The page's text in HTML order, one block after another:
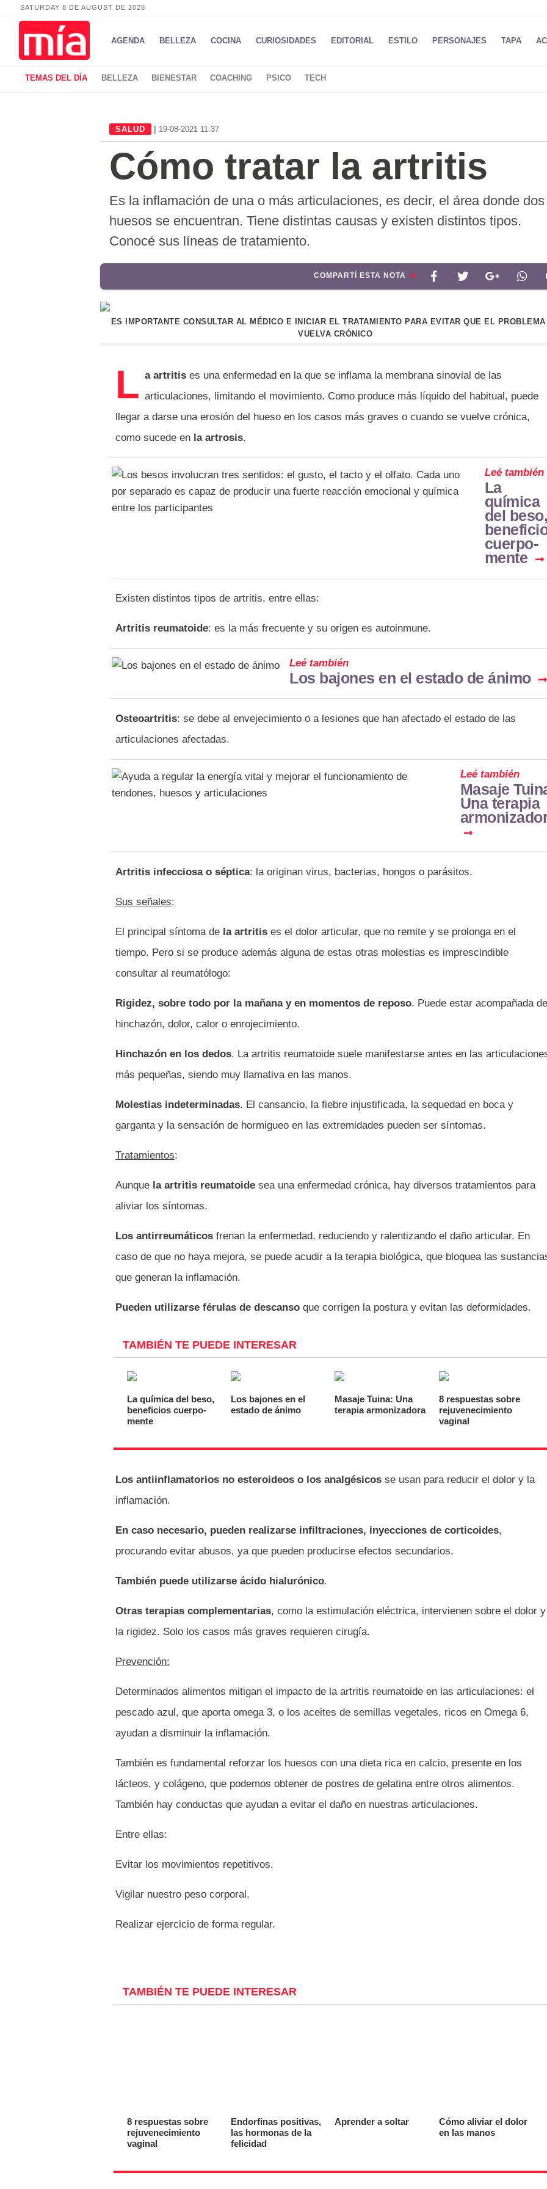
SATURDAY 8 DE AUGUST DE 2026
AGENDA BELLEZA COCINA CURIOSIDADES EDITORIAL ESTILO PERSONAJES TAPA
TEMAS DEL DÍA BELLEZA BIENESTAR COACHING PSICO TECH
SALUD | 19-08-2021 11:37
Cómo tratar la artritis
Es la inflamación de una o más articulaciones, es decir, el área donde dos
huesos se encuentran. Tiene distintas causas y existen distintos tipos.
Conocé sus líneas de tratamiento.
COMPARTÍ ESTA NOTA
ES IMPORTANTE CONSULTAR AL MÉDICO E INICIAR EL TRATAMIENTO PARA EVITAR QUE EL
VUELVA CRÓNICO
L a artritis es una enfermedad en la que se inflama la membrana sinovial de las
articulaciones, limitando el movimiento. Como produce más líquido del habitual, puede
llegar a darse una erosión del hueso en los casos más graves o cuando se vuelve crónica,
como sucede en la artrosis.
Leé también
La
química
del beso,
cuerpo-
mente
Existen distintos tipos de artritis, entre ellas:
Artritis reumatoide: es la más frecuente y su origen es autoinmune.
Leé también
Los bajones en el estado de ánimo
Osteoartritis: se debe al envejecimiento o a lesiones que han afectado el estado de las
articulaciones afectadas.
Leé también
Masaje
Una terapia
Artritis infecciosa o séptica: la originan virus, bacterias, hongos o parásitos.
Sus señales:
El principal síntoma de la artritis es el dolor articular, que no remite y se prolonga en el
tiempo. Pero si se produce además alguna de estas otras molestias es imprescindible
consultar al reumatólogo:
Rigidez, sobre todo por la mañana y en momentos de reposo. Puede estar acompañada de
hinchazón, dolor, calor o enrojecimiento.
Hinchazón en los dedos. La artritis reumatoide suele manifestarse antes en las
más pequeñas, siendo muy llamativa en las manos.
Molestias indeterminadas. El cansancio, la fiebre injustificada, la sequedad en boca y
garganta y la sensación de hormigueo en las extremidades pueden ser síntomas.
Tratamientos:
Aunque la artritis reumatoide sea una enfermedad crónica, hay diversos tratamientos para
aliviar los síntomas.
Los antirreumáticos frenan la enfermedad, reduciendo y ralentizando el daño articular. En
caso de que no haya mejora, se puede acudir a la terapia biológica, que bloquea las
que generan la inflamación.
Pueden utilizarse férulas de descanso que corrigen la postura y evitan las deformidades.
TAMBIÉN TE PUEDE INTERESAR
La química del beso,
beneficios cuerpo-
mente
Los bajones en el
estado de ánimo
Masaje Tuina: Una
terapia armonizadora
8 respuestas sobre
rejuvenecimiento
vaginal
Los antiinflamatorios no esteroideos o los analgésicos se usan para reducir el dolor y la
inflamación.
En caso necesario, pueden realizarse infiltraciones, inyecciones de corticoides,
procurando evitar abusos, ya que pueden producirse efectos secundarios.
También puede utilizarse ácido hialurónico.
Otras terapias complementarias, como la estimulación eléctrica, intervienen sobre el dolor y
la rigidez. Solo los casos más graves requieren cirugía.
Prevención:
Determinados alimentos mitigan el impacto de la artritis reumatoide en las articulaciones: el
pescado azul, que aporta omega 3, o los aceites de semillas vegetales, ricos en Omega 6,
ayudan a disminuir la inflamación.
También es fundamental reforzar los huesos con una dieta rica en calcio, presente en los
lácteos, y colágeno, que podemos obtener de postres de gelatina entre otros alimentos.
También hay conductas que ayudan a evitar el daño en nuestras articulaciones.
Entre ellas:
Evitar los movimientos repetitivos.
Vigilar nuestro peso corporal.
Realizar ejercicio de forma regular.
TAMBIÉN TE PUEDE INTERESAR
8 respuestas sobre
rejuvenecimiento
vaginal
Endorfinas positivas,
las hormonas de la
felicidad
Aprender a soltar
Cómo aliviar el dolor
en las manos